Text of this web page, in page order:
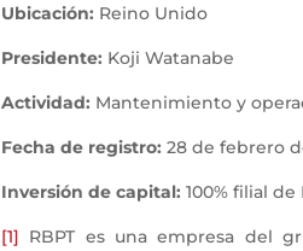
Ubicación: Reino Unido
Presidente: Koji Watanabe
Actividad: Mantenimiento y
Fecha de registro: 28 de febrero
Inversión de capital: 100% filial
[1] RBPT es una empresa del